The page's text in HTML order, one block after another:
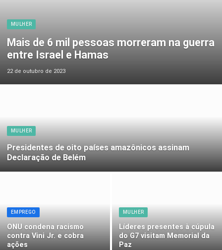
MULHER
Mais de 6 mil pessoas morreram na guerra
entre Israel e Hamas
22 de outubro de 2023
MULHER
Presidentes de oito países amazônicos assinam
Declaração de Belém
EMPREGO
ONU condena racismo
contra Vini Jr. e cobra
ações
MULHER
Líderes presentes à cúpula
do G7 visitam Memorial da
Paz